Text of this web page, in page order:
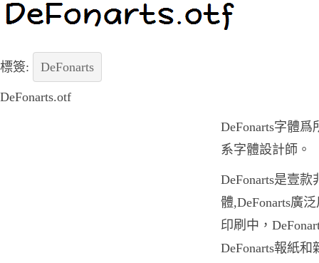
標簽: DeFonarts
DeFonarts.otf
DeFonarts字體
系字體設計師。
DeFonarts是壹
體,DeFonarts廣
印刷中，
DeFonarts報紙